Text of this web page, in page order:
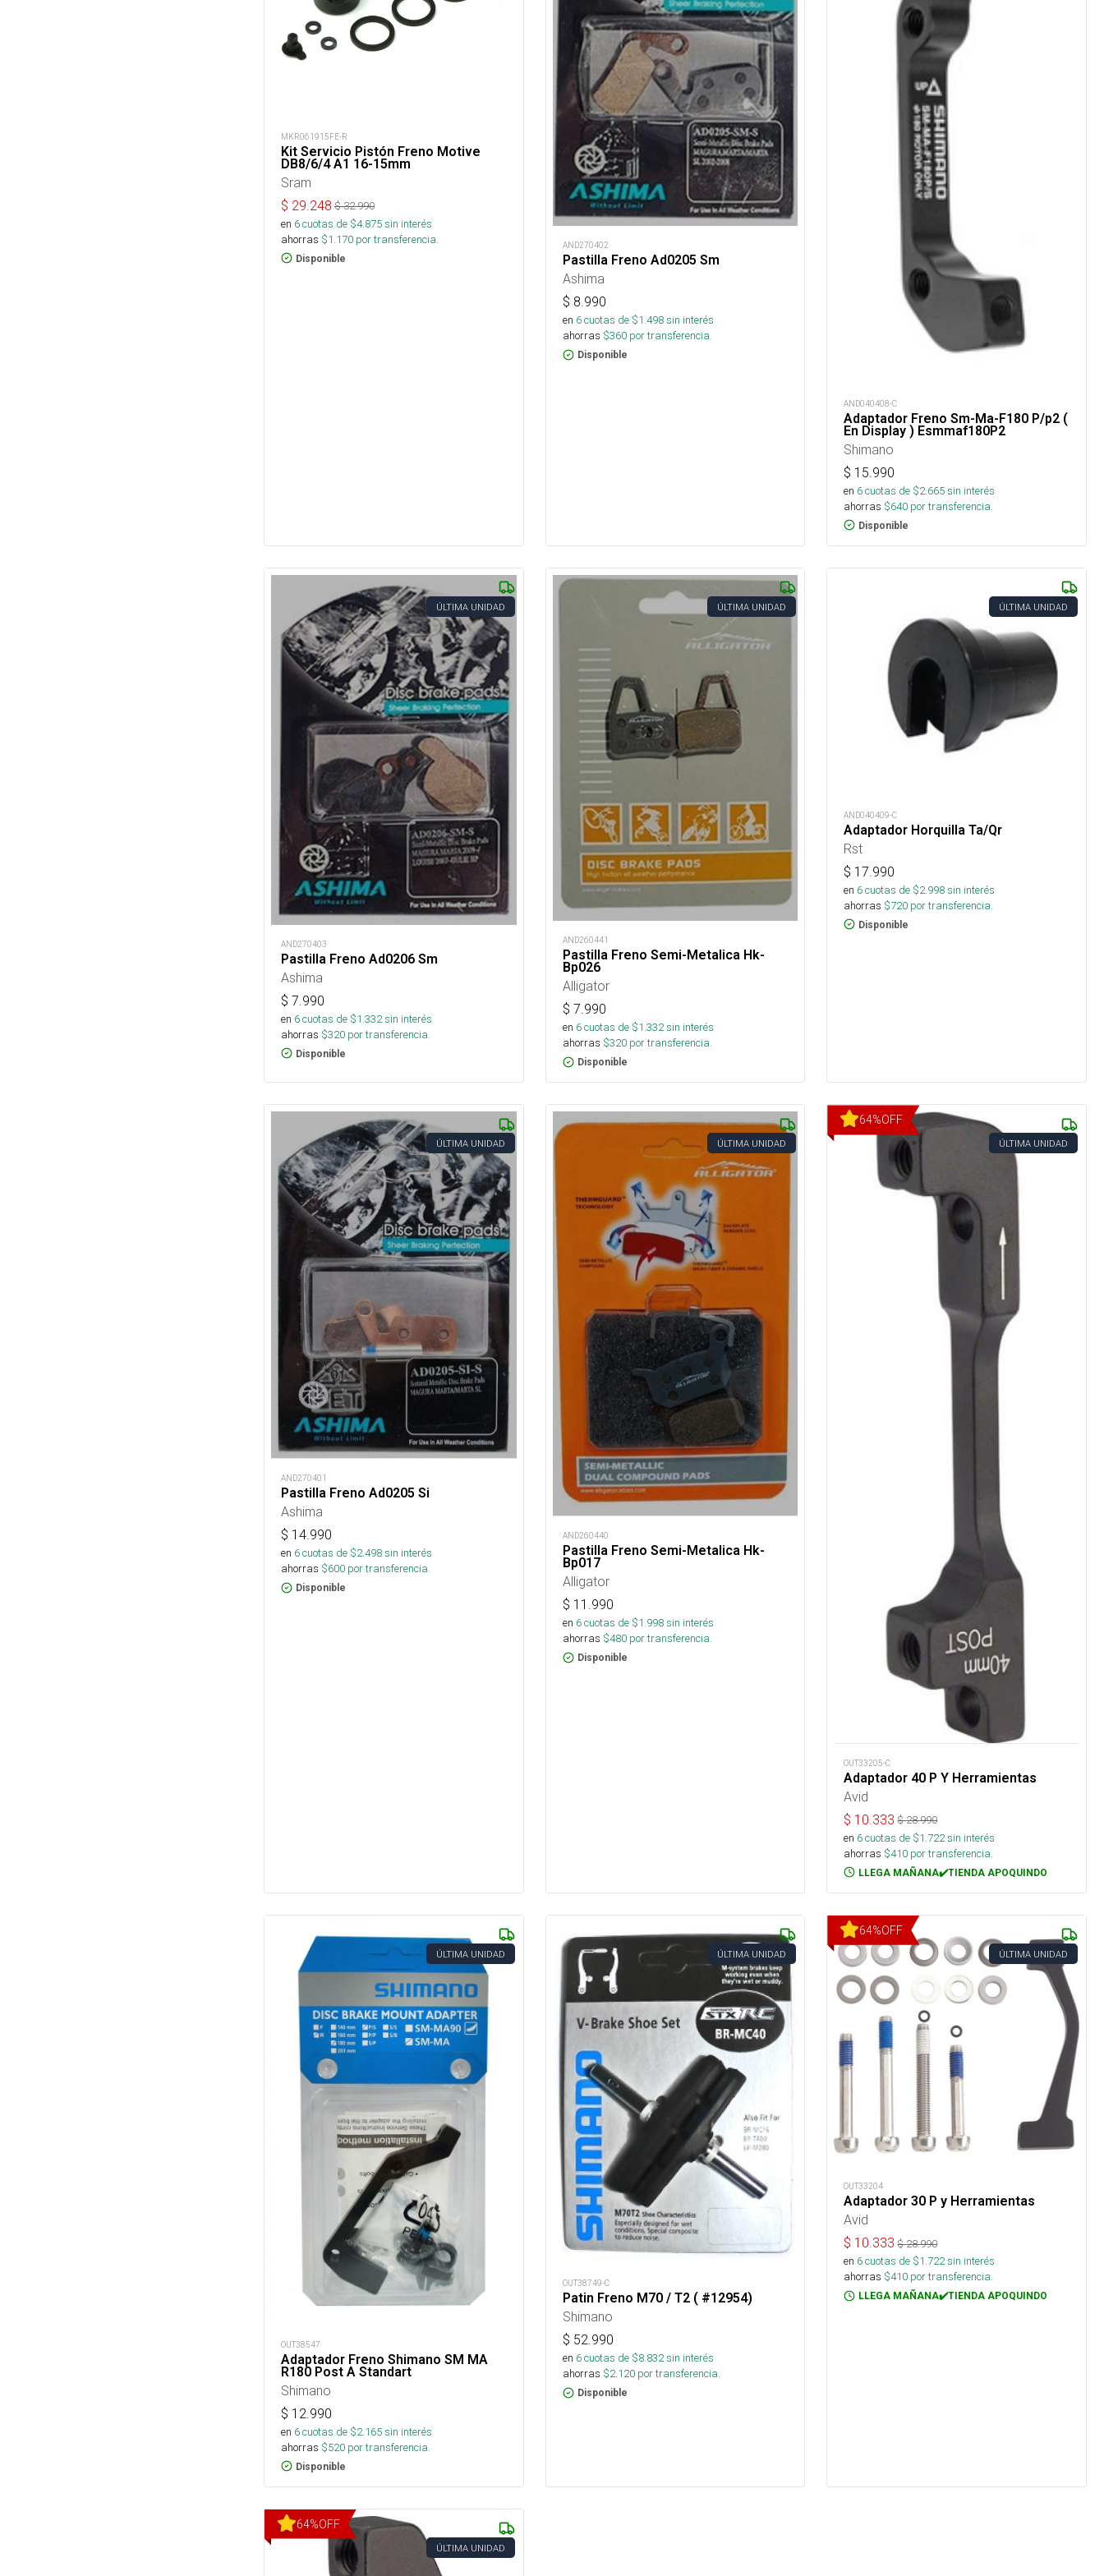
MKR061915FE-R
Kit Servicio Pistón Freno Motive
DB8/6/4 A1 16-15mm
Sram
$ 29.248 $32.990
en 6cuotas de $4.875sin interés
ahorras $1.170 por transferencia.
Disponible
AND270402
Pastilla Freno Ad0205 Sm
Ashima
$ 8.990
en 6cuotas de $1.498sin interés
ahorras $360por transferencia.
Disponible
AND040408-C
Adaptador Freno Sm-Ma-F180 P/p2 (
En Display ) Esmmaf180P2
Shimano
$ 15.990
en 6cuotas de $2.665sin interés
ahorras $640 por transferencia.
Disponible
ÚLTIMA UNIDAD
AND270403
Pastilla Freno Ad0206 Sm
Ashima
$ 7.990
en 6cuotas de $1.332sin interés
ahorras $320 por transferencia.
Disponible
ÚLTIMA UNIDAD
AND260441
Pastilla Freno Semi-Metalica Hk-
Bp026
Alligator
$ 7.990
en 6cuotas de $1.332sin interés
ahorras $320por transferencia.
Disponible
ÚLTIMA UNIDAD
AND040409-C
Adaptador Horquilla Ta/Qr
Rst
$ 17.990
en 6cuotas de $2.998sin interés
ahorras $720 por transferencia.
Disponible
ÚLTIMA UNIDAD
AND270401
Pastilla Freno Ad0205 Si
Ashima
$ 14.990
en 6cuotas de $2.498sin interés
ahorras $600 por transferencia.
Disponible
ÚLTIMA UNIDAD
AND260440
Pastilla Freno Semi-Metalica Hk-
Bp017
Alligator
$ 11.990
en 6cuotas de $1.998sin interés
ahorras $480por transferencia.
Disponible
64%OFF
ÚLTIMA UNIDAD
OUT33205-C
Adaptador 40 P Y Herramientas
Avid
$ 10.333 $28.990
en 6cuotas de $1.722sin interés
ahorras $410 por transferencia.
LLEGA MAÑANA✔️TIENDA APOQUINDO
ÚLTIMA UNIDAD
OUT38547
Adaptador Freno Shimano SM MA
R180 Post A Standart
Shimano
$ 12.990
en 6cuotas de $2.165sin interés
ahorras $520 por transferencia.
Disponible
ÚLTIMA UNIDAD
OUT38749-C
Patin Freno M70 / T2 ( #12954)
Shimano
$ 52.990
en 6cuotas de $8.832sin interés
ahorras $2.120por transferencia.
Disponible
64%OFF
ÚLTIMA UNIDAD
OUT33204
Adaptador 30 P y Herramientas
Avid
$ 10.333 $28.990
en 6cuotas de $1.722sin interés
ahorras $410 por transferencia.
LLEGA MAÑANA✔️TIENDA APOQUINDO
64%OFF
ÚLTIMA UNIDAD